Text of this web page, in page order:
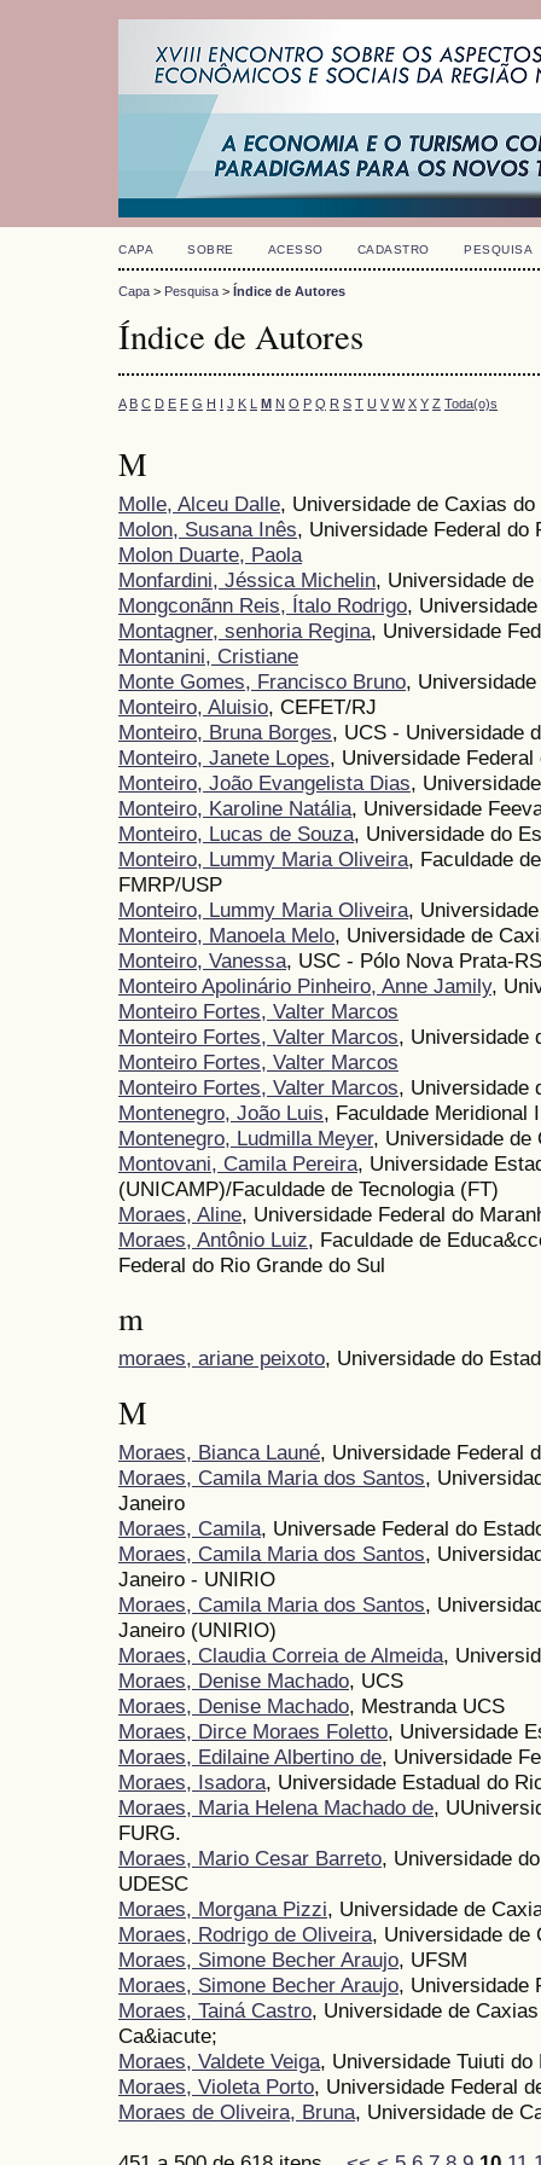
CAPA SOBRE ACESSO CADASTRO PESQUISA
Capa > Pesquisa > Índice de Autores
Índice de Autores
A B C D E F G H I J K L M N O P Q R S T U V W X Y Z Toda(o)s
M
Molle, Alceu Dalle, Universidade de Caxias do
Molon, Susana Inês, Universidade Federal do
Molon Duarte, Paola
Monfardini, Jéssica Michelin, Universidade
Mongconãnn Reis, Ítalo Rodrigo,
Montagner, senhoria Regina, Universidade
Montanini, Cristiane
Monte Gomes, Francisco Bruno,
Monteiro, Aluisio, CEFET/RJ
Monteiro, Bruna Borges, UCS - Universidade
Monteiro, Janete Lopes, Universidade
Monteiro, João Evangelista Dias,
Monteiro, Karoline Natália, Universidade
Monteiro, Lucas de Souza, Universidade do
Monteiro, Lummy Maria Oliveira, Faculdade
FMRP/USP
Monteiro, Lummy Maria Oliveira,
Monteiro, Manoela Melo, Universidade de
Monteiro, Vanessa, USC - Pólo Nova Prata-RS
Monteiro Apolinário Pinheiro, Anne Jamily,
Monteiro Fortes, Valter Marcos
Monteiro Fortes, Valter Marcos, Universidade
Monteiro Fortes, Valter Marcos
Monteiro Fortes, Valter Marcos, Universidade
Montenegro, João Luis, Faculdade Meridional
Montenegro, Ludmilla Meyer, Universidade de
Montovani, Camila Pereira, Universidade
(UNICAMP)/Faculdade de Tecnologia (FT)
Moraes, Aline, Universidade Federal do
Moraes, Antônio Luiz, Faculdade de
Federal do Rio Grande do Sul
m
moraes, ariane peixoto, Universidade do
M
Moraes, Bianca Launé, Universidade Federal
Moraes, Camila Maria dos Santos,
Janeiro
Moraes, Camila, Universade Federal do
Moraes, Camila Maria dos Santos,
Janeiro - UNIRIO
Moraes, Camila Maria dos Santos,
Janeiro (UNIRIO)
Moraes, Claudia Correia de Almeida,
Moraes, Denise Machado, UCS
Moraes, Denise Machado, Mestranda UCS
Moraes, Dirce Moraes Foletto, Universidade
Moraes, Edilaine Albertino de, Universidade
Moraes, Isadora, Universidade Estadual do
Moraes, Maria Helena Machado de,
FURG.
Moraes, Mario Cesar Barreto, Universidade
UDESC
Moraes, Morgana Pizzi, Universidade de
Moraes, Rodrigo de Oliveira, Universidade de
Moraes, Simone Becher Araujo, UFSM
Moraes, Simone Becher Araujo, Universidade
Moraes, Tainá Castro, Universidade de
Ca&iacute;
Moraes, Valdete Veiga, Universidade Tuiuti do
Moraes, Violeta Porto, Universidade Federal
Moraes de Oliveira, Bruna, Universidade de